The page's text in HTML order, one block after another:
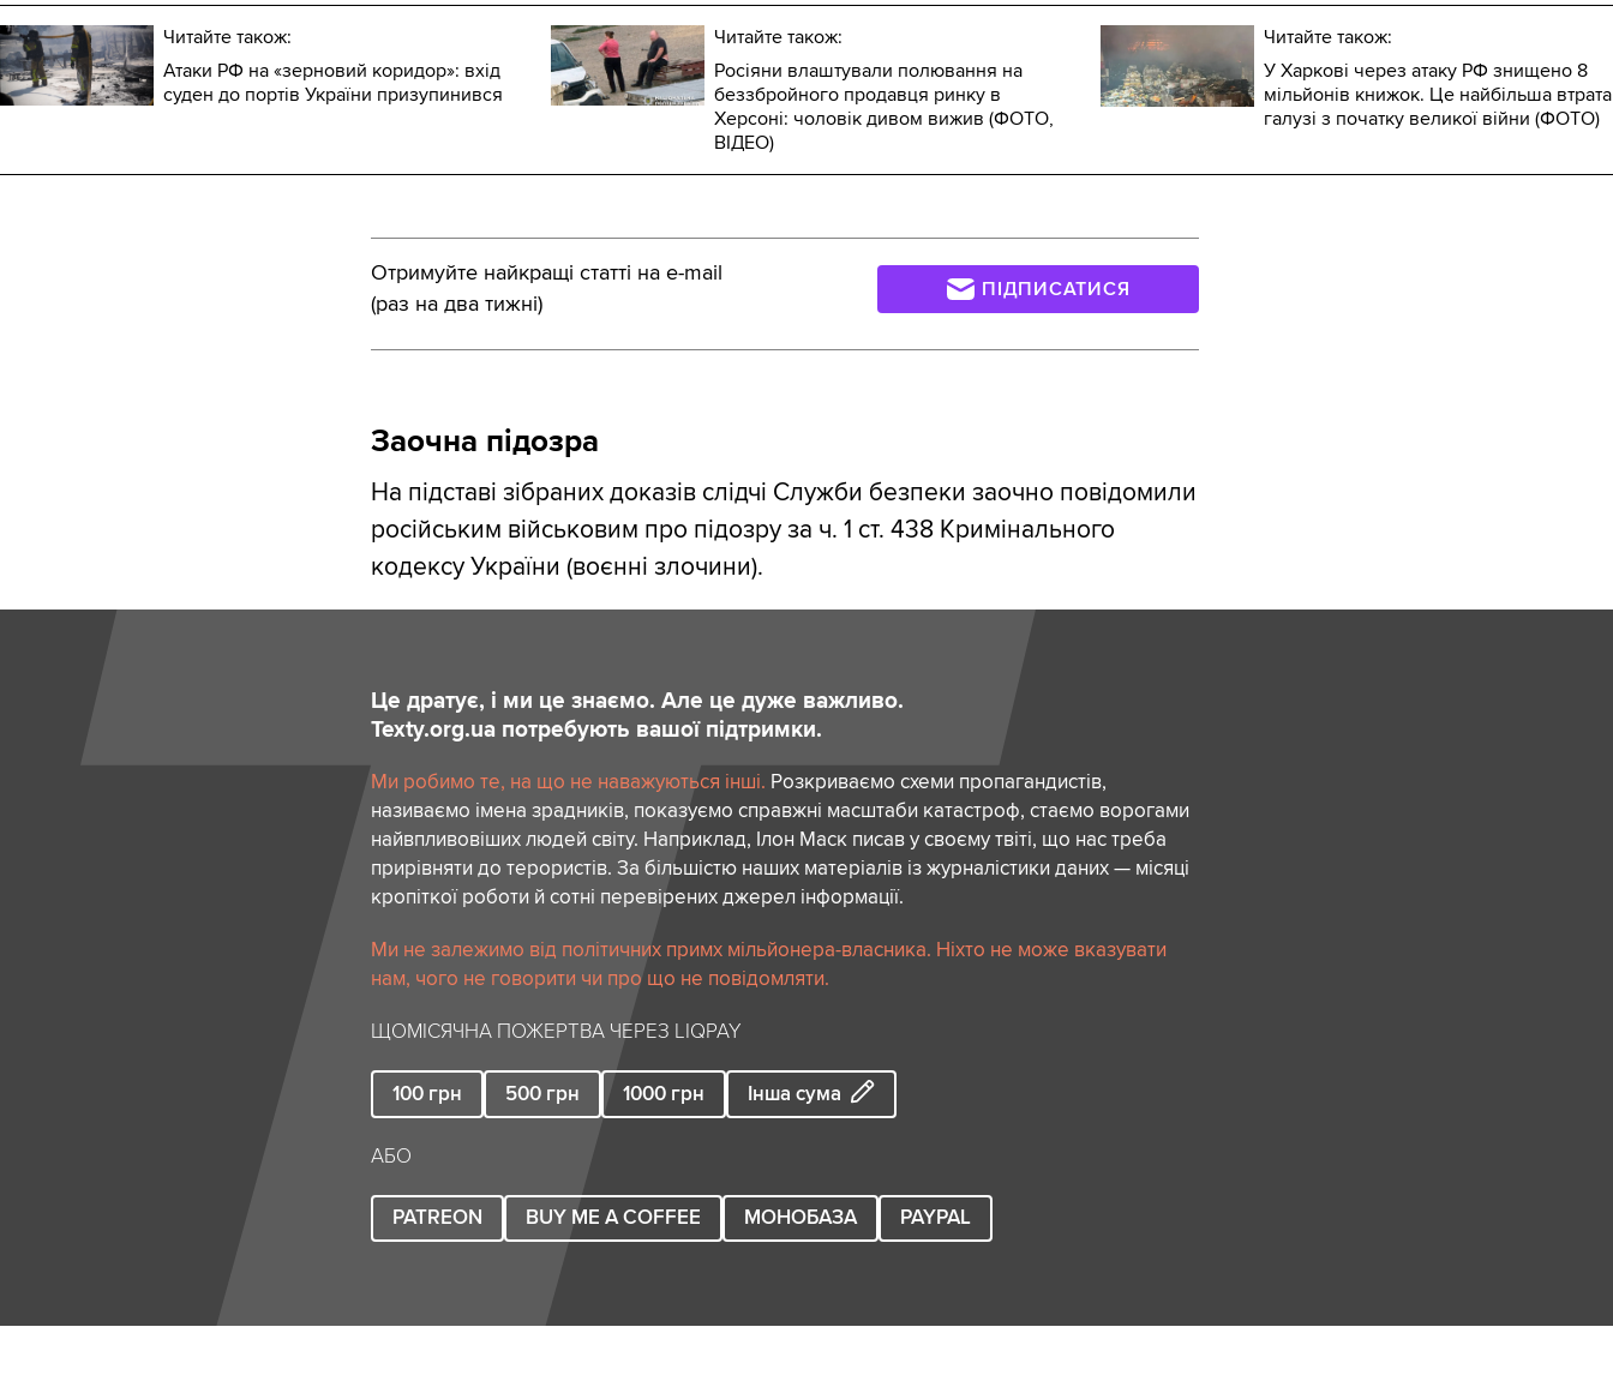
Читайте також:
Атаки РФ на «зерновий коридор»: вхід
суден до портів України призупинився
Читайте також:
Росіяни влаштували полювання на
беззбройного продавця ринку в
Херсоні: чоловік дивом вижив (ФОТО,
ВІДЕО)
Читайте також:
У Харкові через атаку РФ знищено 8
мільйонів книжок. Це найбільша втрата
галузі з початку великої війни (ФОТО)
Отримуйте найкращі статті на e-mail
(раз на два тижні)
ПІДПИСАТИСЯ
Заочна підозра
На підставі зібраних доказів слідчі Служби безпеки заочно повідомили
російським військовим про підозру за ч. 1 ст. 438 Кримінального
кодексу України (воєнні злочини).
Це дратує, і ми це знаємо. Але це дуже важливо.
Texty.org.ua потребують вашої підтримки.
Ми робимо те, на що не наважуються інші. Розкриваємо схеми пропагандистів,
називаємо імена зрадників, показуємо справжні масштаби катастроф, стаємо ворогами
найвпливовіших людей світу. Наприклад, Ілон Маск писав у своєму твіті, що нас треба
прирівняти до терористів. За більшістю наших матеріалів із журналістики даних — місяці
кропіткої роботи й сотні перевірених джерел інформації.
Ми не залежимо від політичних примх мільйонера-власника. Ніхто не може вказувати
нам, чого не говорити чи про що не повідомляти.
ЩОМІСЯЧНА ПОЖЕРТВА ЧЕРЕЗ LIQPAY
100 грн 500 грн 1000 грн Інша сума
АБО
PATREON BUY ME A COFFEE МОНОБАЗА PAYPAL